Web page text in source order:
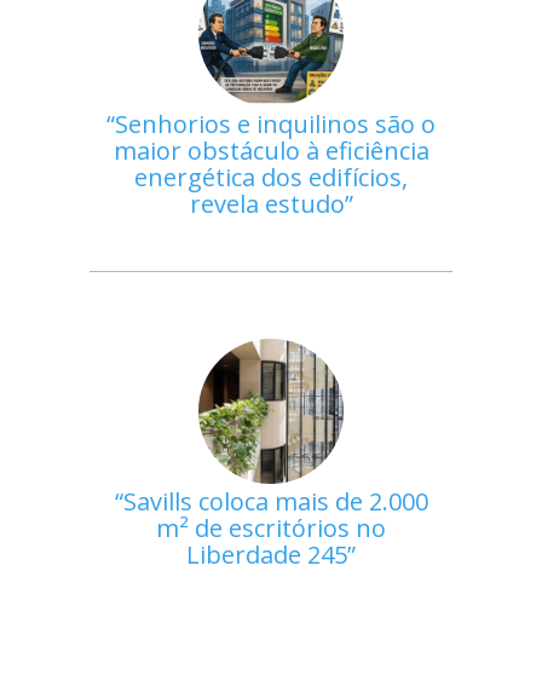
Senhorios e inquilinos são o
maior obstáculo à eficiência
energética dos edifícios,
revela estudo
Savills coloca mais de 2.000
m² de escritórios no
Liberdade 245